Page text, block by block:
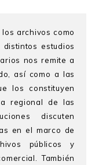
archivos como
estudios
nos remite a
así como a las
los constituyen
regional de las
discuten
en el marco de
públicos y
También